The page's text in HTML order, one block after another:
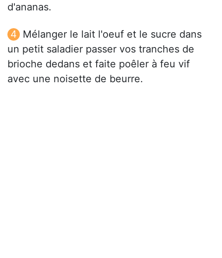
d'ananas.
Mélanger le lait l'oeuf et le sucre dans
un petit saladier passer vos tranches de
brioche dedans et faite poêler à feu vif
avec une noisette de beurre.